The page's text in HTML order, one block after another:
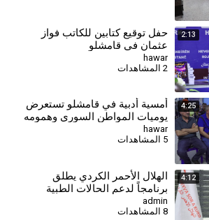
2:13
حفل توقيع كتابين للكاتب فواز
عثمان في قامشلو
hawar
2 المشاهدات
4:25
أمسية أدبية في قامشلو تستعرض
يوميات المواطن السوري وهمومه
المعيشية
hawar
5 المشاهدات
4:12
⁣الهلال الأحمر الكردي يطلق
برنامجاً لدعم الحالات الطبية
الحرجة بين النازحين
admin